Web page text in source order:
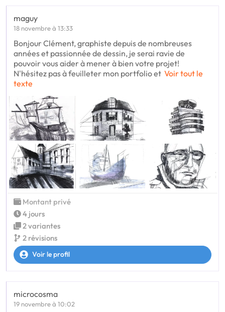
maguy
18 novembre à 13:33
Bonjour Clément, graphiste depuis de nombreuses
années et passionnée de dessin, je serai ravie de
pouvoir vous aider à mener à bien votre projet!
N'hésitez pas à feuilleter mon portfolio et Voir tout le
texte
Montant privé
4 jours
2 variantes
2 révisions
Voir le profil
microcosma
19 novembre à 10:02